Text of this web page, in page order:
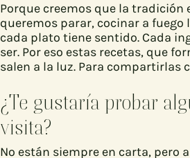
Porque creemos que la tradición
queremos parar, cocinar a fuego
cada plato tiene sentido. Cada
ser. Por eso estas recetas, que
salen a la luz. Para compartirlas
¿Te gustaría probar
visita?
No están siempre en carta, pero